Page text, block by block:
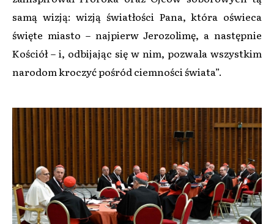
samą wizją: wizją światłości Pana, która oświeca
święte miasto – najpierw Jerozolimę, a następnie
Kościół – i, odbijając się w nim, pozwala wszystkim
narodom kroczyć pośród ciemności świata”.